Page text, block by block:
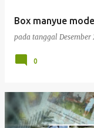
Box manyue
pada tanggal Desember
0